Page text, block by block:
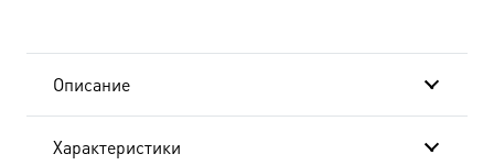
BK-
Описание
Характеристики